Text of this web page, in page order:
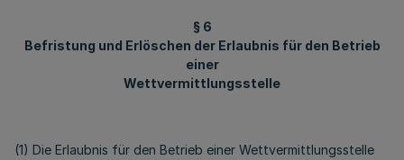
§ 6
Befristung und Erlöschen der Erlaubnis für den Betrieb
einer
Wettvermittlungsstelle
(1) Die Erlaubnis für den Betrieb einer Wettvermittlungsstelle